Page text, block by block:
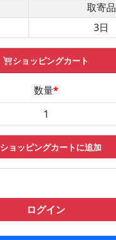
取寄品
3日
ショッピングカート
数量*
ショッピングカートに追加
ログイン